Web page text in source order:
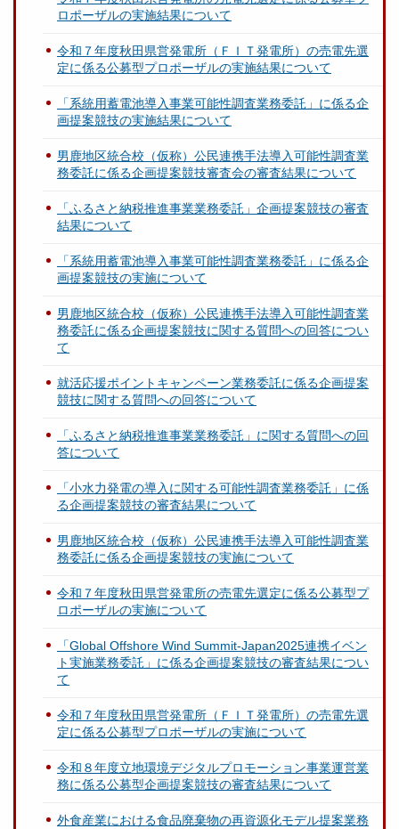
ロポーザルの実施結果について
令和７年度秋田県営発電所（ＦＩＴ発電所）の売電先選
定に係る公募型プロポーザルの実施結果について
「系統用蓄電池導入事業可能性調査業務委託」に係る企
画提案競技の実施結果について
男鹿地区統合校（仮称）公民連携手法導入可能性調査業
務委託に係る企画提案競技審査会の審査結果について
「ふるさと納税推進事業業務委託」企画提案競技の審査
結果について
「系統用蓄電池導入事業可能性調査業務委託」に係る企
画提案競技の実施について
男鹿地区統合校（仮称）公民連携手法導入可能性調査業
務委託に係る企画提案競技に関する質問への回答につい
て
就活応援ポイントキャンペーン業務委託に係る企画提案
競技に関する質問への回答について
「ふるさと納税推進事業業務委託」に関する質問への回
答について
「小水力発電の導入に関する可能性調査業務委託」に係
る企画提案競技の審査結果について
男鹿地区統合校（仮称）公民連携手法導入可能性調査業
務委託に係る企画提案競技の実施について
令和７年度秋田県営発電所の売電先選定に係る公募型プ
ロポーザルの実施について
「Global Offshore Wind Summit-Japan2025連携イベン
ト実施業務委託」に係る企画提案競技の審査結果につい
て
令和７年度秋田県営発電所（ＦＩＴ発電所）の売電先選
定に係る公募型プロポーザルの実施について
令和８年度立地環境デジタルプロモーション事業運営業
務に係る公募型企画提案競技の審査結果について
外食産業における食品廃棄物の再資源化モデル提案業務